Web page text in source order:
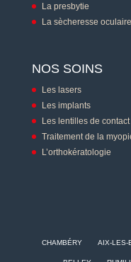
La presbytie
La sècheresse oculaire
NOS SOINS
Les lasers
Les implants
Les lentilles de contact
Traitement de la
L’orthokératologie
CHAMBÉRY AIX-LES-